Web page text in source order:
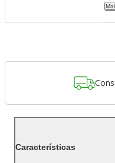
Características